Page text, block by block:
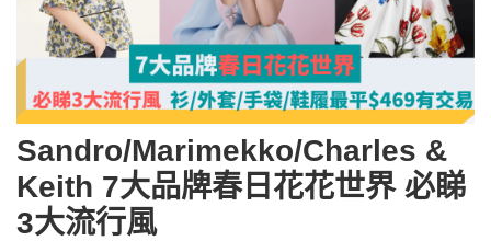
Sandro/Marimekko/Charles &
Keith 7大品牌春日花花世界 必睇
3大流行風